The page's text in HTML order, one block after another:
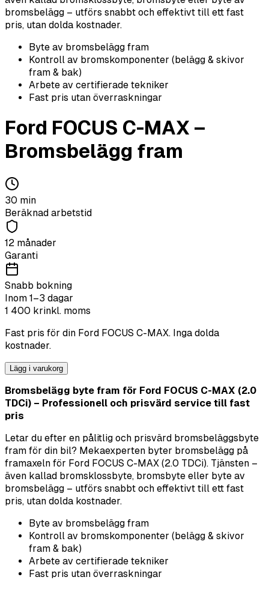
bromsbelägg – utförs snabbt och effektivt till ett fast
pris, utan dolda kostnader.
Byte av bromsbelägg fram
Kontroll av bromskomponenter (belägg & skivor
fram & bak)
Arbete av certifierade tekniker
Fast pris utan överraskningar
Ford FOCUS C-MAX –
Bromsbelägg fram
30 min
Beräknad arbetstid
12 månader
Garanti
Snabb bokning
Inom 1–3 dagar
1 400 krinkl. moms
Fast pris för din Ford FOCUS C-MAX. Inga dolda
kostnader.
Lägg i varukorg
Bromsbelägg byte fram för Ford FOCUS C-MAX (2.0
TDCi) – Professionell och prisvärd service till fast
pris
Letar du efter en pålitlig och prisvärd bromsbeläggsbyte
fram för din bil? Mekaexperten byter bromsbelägg på
framaxeln för Ford FOCUS C-MAX (2.0 TDCi). Tjänsten –
även kallad bromsklossbyte, bromsbyte eller byte av
bromsbelägg – utförs snabbt och effektivt till ett fast
pris, utan dolda kostnader.
Byte av bromsbelägg fram
Kontroll av bromskomponenter (belägg & skivor
fram & bak)
Arbete av certifierade tekniker
Fast pris utan överraskningar